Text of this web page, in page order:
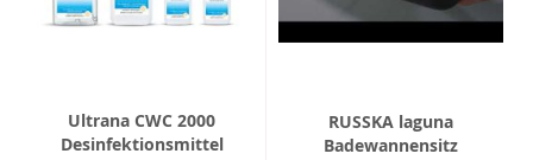
Ultrana CWC 2000
Desinfektionsmittel
RUSSKA laguna
Badewannensitz